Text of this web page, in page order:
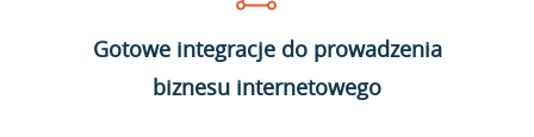
Gotowe integracje do prowadzenia
biznesu internetowego